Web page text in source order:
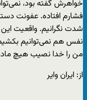
خواهرش گفته بود،
فشارم افتاده. عفونت
شدت نگرانیم. واقعیت
نفس هم نمی‌توانیم
من را خدا نصیب هیچ
از: ایران وایر